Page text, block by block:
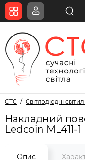
СТС Світлодіодні
Накладний
Ledcoin ML411-
Опис